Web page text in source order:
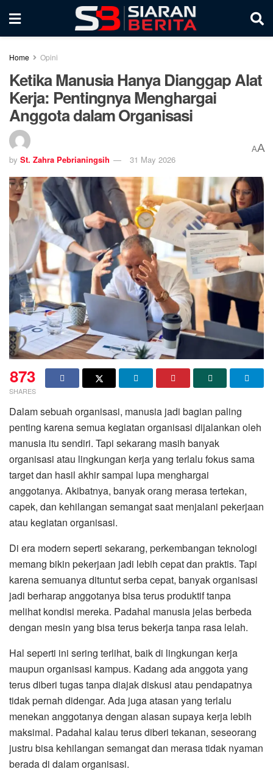
Home Opini
Ketika Manusia Hanya Dianggap Alat
Kerja: Pentingnya Menghargai
Anggota dalam Organisasi
by St. Zahra Pebrianingsih 31 May 2026
AA
873
SHARES
Dalam sebuah organisasi, manusia jadi bagian paling
penting karena semua kegiatan organisasi dijalankan oleh
manusia itu sendiri. Tapi sekarang masih banyak
organisasi atau lingkungan kerja yang terlalu fokus sama
target dan hasil akhir sampai lupa menghargai
anggotanya. Akibatnya, banyak orang merasa tertekan,
capek, dan kehilangan semangat saat menjalani pekerjaan
atau kegiatan organisasi.
Di era modern seperti sekarang, perkembangan teknologi
memang bikin pekerjaan jadi lebih cepat dan praktis. Tapi
karena semuanya dituntut serba cepat, banyak organisasi
jadi berharap anggotanya bisa terus produktif tanpa
melihat kondisi mereka. Padahal manusia jelas berbeda
dengan mesin yang bisa terus bekerja tanpa rasa lelah.
Hal seperti ini sering terlihat, baik di lingkungan kerja
maupun organisasi kampus. Kadang ada anggota yang
terus diberi tugas tanpa diajak diskusi atau pendapatnya
tidak pernah didengar. Ada juga atasan yang terlalu
menekan anggotanya dengan alasan supaya kerja lebih
maksimal. Padahal kalau terus diberi tekanan, seseorang
justru bisa kehilangan semangat dan merasa tidak nyaman
berada di dalam organisasi.